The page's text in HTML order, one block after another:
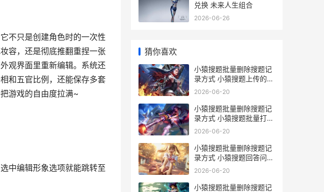
不只是创建角色时的一次性
容，还是彻底推翻重捏一张
观界面里重新编辑。系统还
和五官比例，还能保存多套
游戏的自由度拉满~
中编辑形象选项就能跳转至
兑换 未来人生组合
2026-06-26
猜你喜欢
小猿搜题批量删除搜题记
录方式 小猿搜题上传的答
案怎么删除
2026-06-20
小猿搜题批量删除搜题记
录方式 小猿搜题批量打印
错题
2026-06-20
小猿搜题批量删除搜题记
录方式 小猿搜题回答问题
怎么删除
2026-06-20
小猿搜题批量删除搜题记